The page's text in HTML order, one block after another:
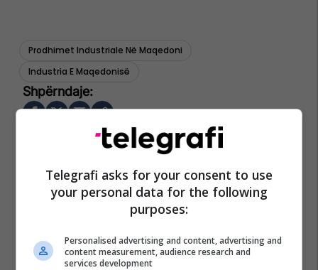
Prodhimet Industriale Në Maqedoni
Industria E Maqedonisë
Telegrafi asks for your consent to use
your personal data for the following
purposes:
Personalised advertising and content, advertising and
content measurement, audience research and
services development